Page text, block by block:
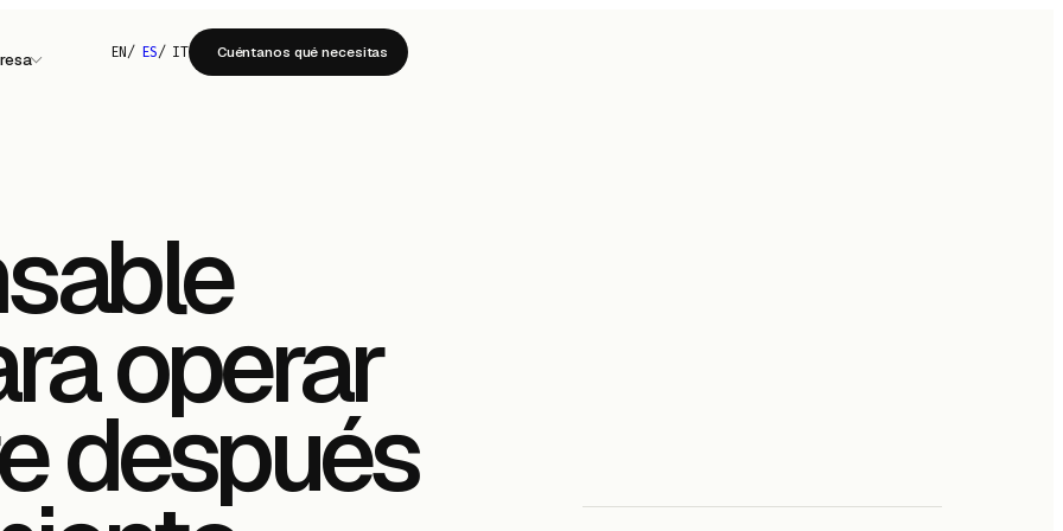
EN/ ES/ IT Cuéntanos qué necesitas
operar
después